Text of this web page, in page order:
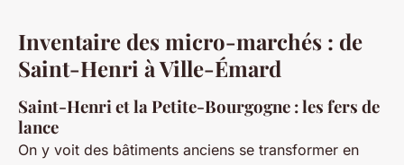
Inventaire des micro-marchés : de
Saint-Henri à Ville-Émard
Saint-Henri et la Petite-Bourgogne : les fers de
lance
On y voit des bâtiments anciens se transformer en